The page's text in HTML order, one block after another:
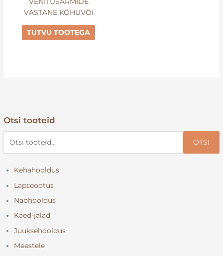
Otsi tooteid
O
t
OTSI
Kehahooldus
Lapseootus
Näohooldus
Käed-jalad
Juuksehooldus
Meestele
VENITUSARMIDE
VASTANE KÕHUVÕI
TUTVU TOOTEGA